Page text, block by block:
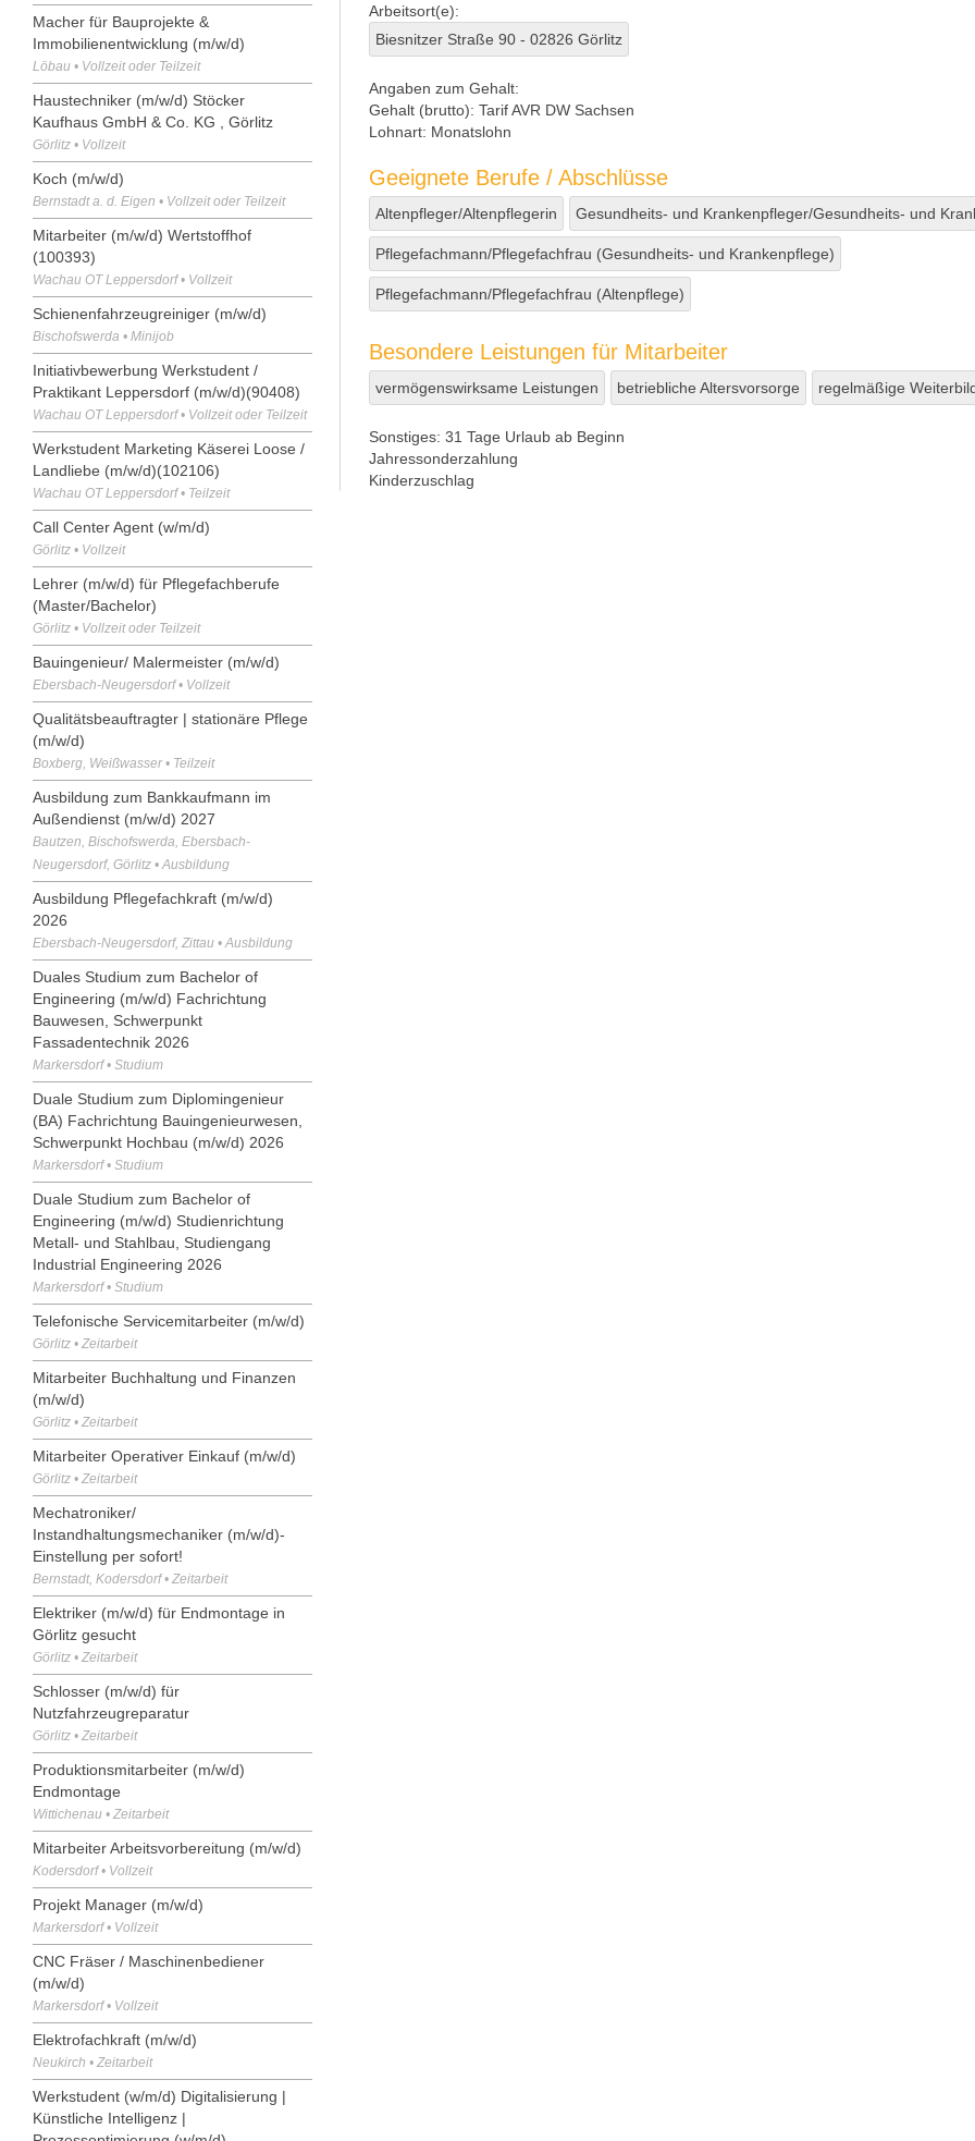
Macher für Bauprojekte &
Immobilienentwicklung (m/w/d)
Löbau • Vollzeit oder Teilzeit
Haustechniker (m/w/d) Stöcker
Kaufhaus GmbH & Co. KG , Görlitz
Görlitz • Vollzeit
Koch (m/w/d)
Bernstadt a. d. Eigen • Vollzeit oder Teilzeit
Mitarbeiter (m/w/d) Wertstoffhof
(100393)
Wachau OT Leppersdorf • Vollzeit
Schienenfahrzeugreiniger (m/w/d)
Bischofswerda • Minijob
Initiativbewerbung Werkstudent /
Praktikant Leppersdorf (m/w/d)(90408)
Wachau OT Leppersdorf • Vollzeit oder Teilzeit
Werkstudent Marketing Käserei Loose /
Landliebe (m/w/d)(102106)
Wachau OT Leppersdorf • Teilzeit
Call Center Agent (w/m/d)
Görlitz • Vollzeit
Lehrer (m/w/d) für Pflegefachberufe
(Master/Bachelor)
Görlitz • Vollzeit oder Teilzeit
Bauingenieur/ Malermeister (m/w/d)
Ebersbach-Neugersdorf • Vollzeit
Qualitätsbeauftragter | stationäre Pflege
(m/w/d)
Boxberg, Weißwasser • Teilzeit
Ausbildung zum Bankkaufmann im
Außendienst (m/w/d) 2027
Bautzen, Bischofswerda, Ebersbach-
Neugersdorf, Görlitz • Ausbildung
Ausbildung Pflegefachkraft (m/w/d)
2026
Ebersbach-Neugersdorf, Zittau • Ausbildung
Duales Studium zum Bachelor of
Engineering (m/w/d) Fachrichtung
Bauwesen, Schwerpunkt
Fassadentechnik 2026
Markersdorf • Studium
Duale Studium zum Diplomingenieur
(BA) Fachrichtung Bauingenieurwesen,
Schwerpunkt Hochbau (m/w/d) 2026
Markersdorf • Studium
Duale Studium zum Bachelor of
Engineering (m/w/d) Studienrichtung
Metall- und Stahlbau, Studiengang
Industrial Engineering 2026
Markersdorf • Studium
Telefonische Servicemitarbeiter (m/w/d)
Görlitz • Zeitarbeit
Mitarbeiter Buchhaltung und Finanzen
(m/w/d)
Görlitz • Zeitarbeit
Mitarbeiter Operativer Einkauf (m/w/d)
Görlitz • Zeitarbeit
Mechatroniker/
Instandhaltungsmechaniker (m/w/d)-
Einstellung per sofort!
Bernstadt, Kodersdorf • Zeitarbeit
Elektriker (m/w/d) für Endmontage in
Görlitz gesucht
Görlitz • Zeitarbeit
Schlosser (m/w/d) für
Nutzfahrzeugreparatur
Görlitz • Zeitarbeit
Produktionsmitarbeiter (m/w/d)
Endmontage
Wittichenau • Zeitarbeit
Mitarbeiter Arbeitsvorbereitung (m/w/d)
Kodersdorf • Vollzeit
Projekt Manager (m/w/d)
Markersdorf • Vollzeit
CNC Fräser / Maschinenbediener
(m/w/d)
Markersdorf • Vollzeit
Elektrofachkraft (m/w/d)
Neukirch • Zeitarbeit
Werkstudent (w/m/d) Digitalisierung |
Künstliche Intelligenz |
Arbeitsort(e):
Biesnitzer Straße 90 - 02826 Görlitz
Angaben zum Gehalt:
Gehalt (brutto): Tarif AVR DW Sachsen
Lohnart: Monatslohn
Geeignete Berufe / Abschlüsse
Altenpfleger/Altenpflegerin Gesundheits- und Krankenpfleger/Gesundheits- und
Pflegefachmann/Pflegefachfrau (Gesundheits- und Krankenpflege)
Pflegefachmann/Pflegefachfrau (Altenpflege)
Besondere Leistungen für Mitarbeiter
vermögenswirksame Leistungen betriebliche Altersvorsorge regelmäßige
Sonstiges: 31 Tage Urlaub ab Beginn
Jahressonderzahlung
Kinderzuschlag